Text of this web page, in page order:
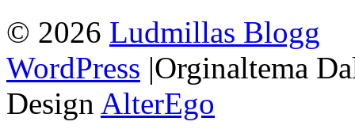
© 2026 Ludmillas Blogg
WordPress |Orginaltema
Design AlterEgo